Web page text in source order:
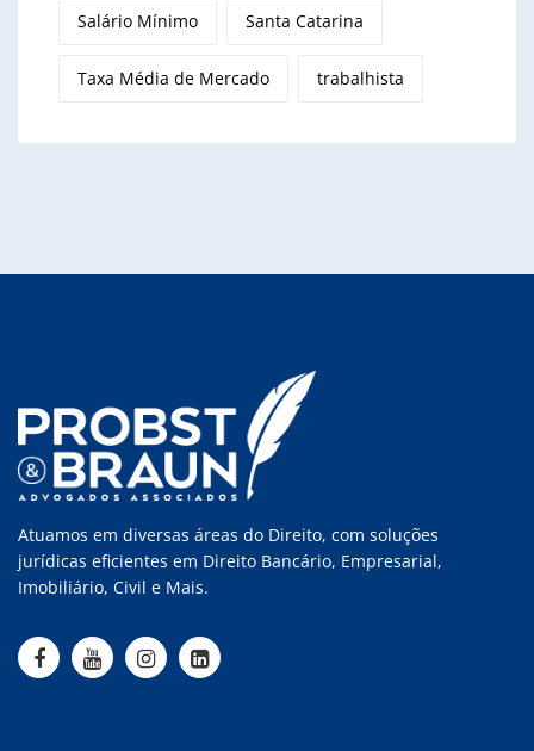
Salário Mínimo Santa Catarina
Taxa Média de Mercado trabalhista
Atuamos em diversas áreas do Direito, com soluções
jurídicas eficientes em Direito Bancário, Empresarial,
Imobiliário, Civil e Mais.